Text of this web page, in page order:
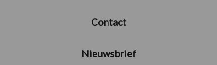
Contact
Nieuwsbrief